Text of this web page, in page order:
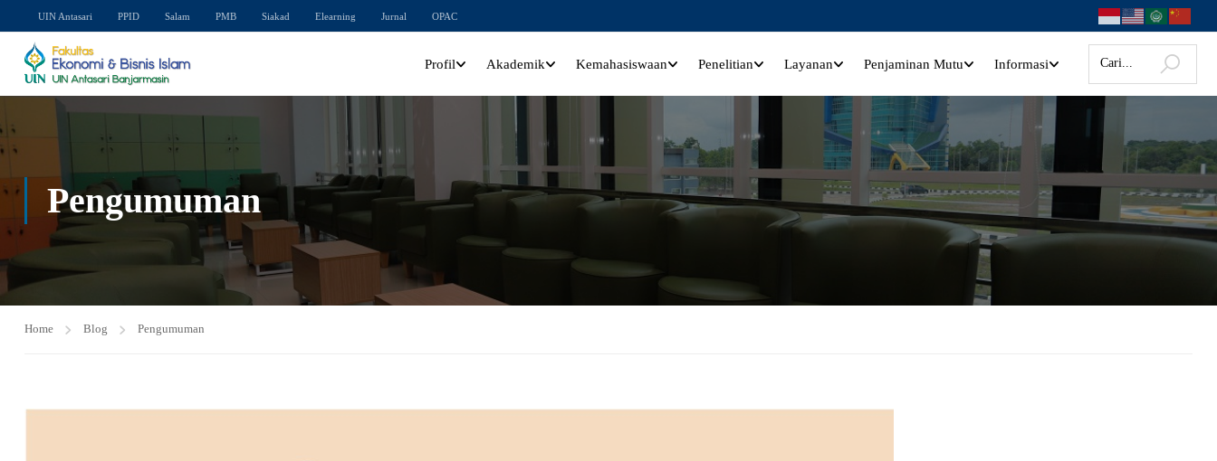
UIN Antasari PPID Salam PMB Siakad Elearning Jurnal OPAC
Profil Akademik Kemahasiswaan Penelitian Layanan Penjaminan Mutu Informasi
Pengumuman
Home Blog Pengumuman